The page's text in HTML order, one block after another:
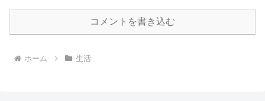
コメントを書き込む
ホーム 生活